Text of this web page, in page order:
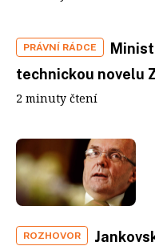
PRÁVNÍ RÁDCE
technickou novelu
2 minuty čtení
ROZHOVOR